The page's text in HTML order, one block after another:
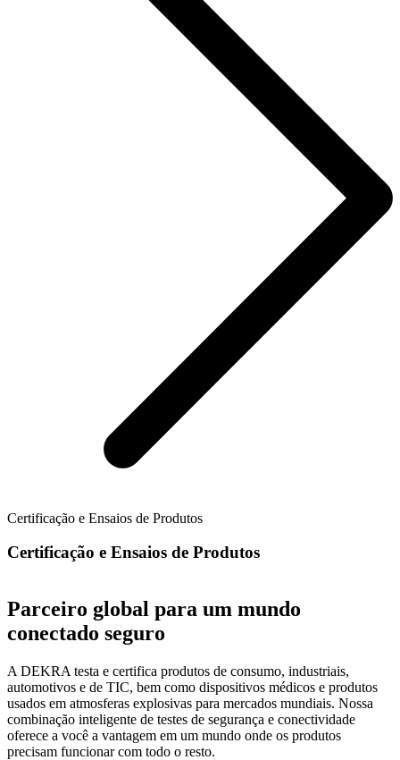
Certificação e Ensaios de Produtos
Certificação e Ensaios de Produtos
Parceiro global para um mundo
conectado seguro
A DEKRA testa e certifica produtos de consumo, industriais,
automotivos e de TIC, bem como dispositivos médicos e produtos
usados em atmosferas explosivas para mercados mundiais. Nossa
combinação inteligente de testes de segurança e conectividade
oferece a você a vantagem em um mundo onde os produtos
precisam funcionar com todo o resto.